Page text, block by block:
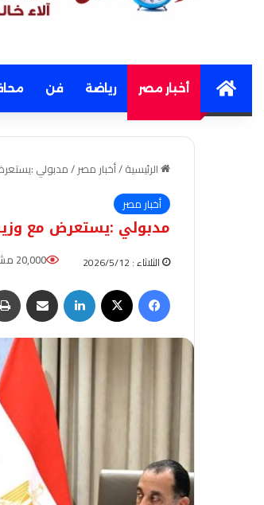
Homeأخبار مصر رياضة فن
الرئيسية/أخبار مصر/مدبولي
أخبار مصر
مدبولي :يستعرض مع وزير
الثلاثاء : 2026/5/12
20,000 مشاهدة
فيسبوك
لينكدإن مشاركة عبر البريد